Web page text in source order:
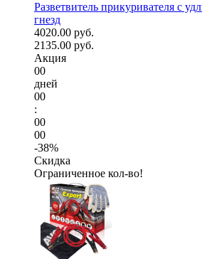
Разветвитель прикуривателя с
гнезд
4020.00 руб.
2135.00 руб.
Акция
00
дней
00
:
00
00
-38%
Скидка
Ограниченное кол-во!